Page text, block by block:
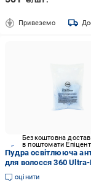
Привеземо
Безкоштовна
в поштомати
Пудра освітлююча
для волосся 360
Powder Lightener
оцінити